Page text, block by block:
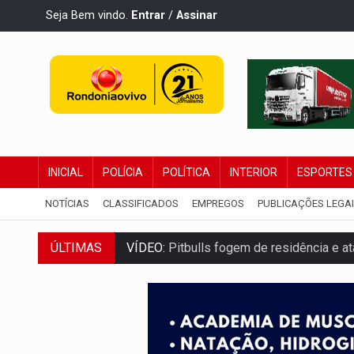
Seja Bem vindo. Entrar / Assinar
INICIAL POLÍCIA POLÍTICA INTERIOR ESPORTES
NOTÍCIAS CLASSIFICADOS EMPREGOS PUBLICAÇÕES
ÚLTIMAS VÍDEO: Pitbulls fogem de residência e
AÇÃO CONJUNTA:Forças policiais
PF ESTÁ APURANDO: Flávio Bolsonaro
NO CENTRO:Colisão entre ônibus e